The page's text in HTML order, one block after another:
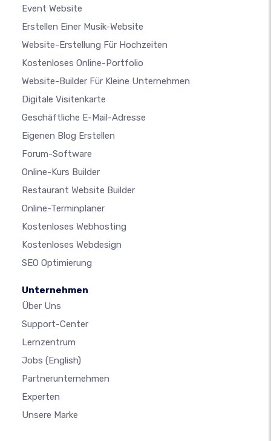
Event Website
Erstellen Einer Musik-Website
Website-Erstellung Für Hochzeiten
Kostenloses Online-Portfolio
Website-Builder Für Kleine Unternehmen
Digitale Visitenkarte
Geschäftliche E-Mail-Adresse
Eigenen Blog Erstellen
Forum-Software
Online-Kurs Builder
Restaurant Website Builder
Online-Terminplaner
Kostenloses Webhosting
Kostenloses Webdesign
SEO Optimierung
Unternehmen
Über Uns
Support-Center
Lernzentrum
Jobs (English)
Partnerunternehmen
Experten
Unsere Marke